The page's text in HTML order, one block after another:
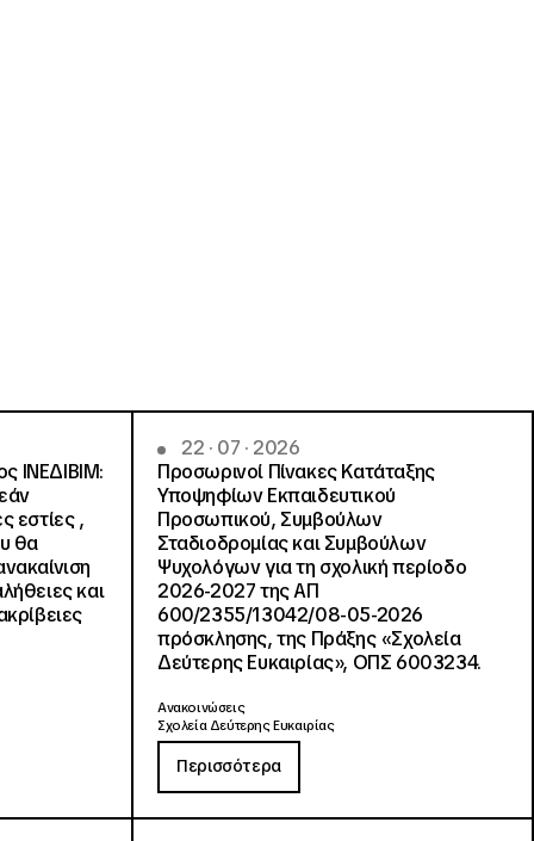
ΙΝΕΔΙΒΙΜ:
εστίες ,
θα
και
22 · 07 · 2026
Προσωρινοί Πίνακες Κατάταξης
Υποψηφίων Εκπαιδευτικού
Προσωπικού, Συμβούλων
Σταδιοδρομίας και Συμβούλων
Ψυχολόγων για τη σχολική περίοδο
2026-2027 της ΑΠ
600/2355/13042/08-05-2026
πρόσκλησης, της Πράξης «Σχολεία
Δεύτερης Ευκαιρίας», ΟΠΣ 6003234.
Ανακοινώσεις
Σχολεία Δεύτερης Ευκαιρίας
Περισσότερα